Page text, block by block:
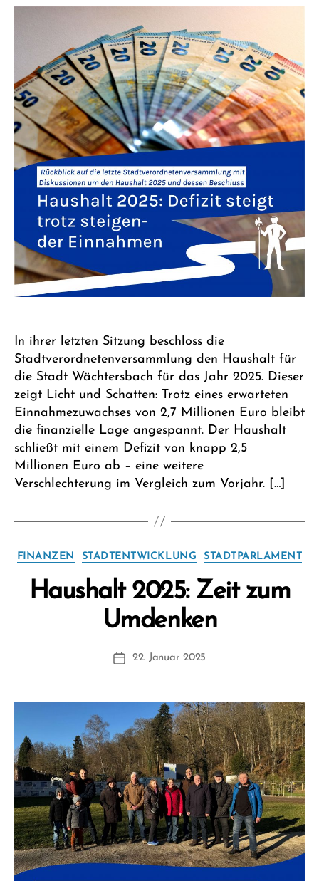
In ihrer letzten Sitzung beschloss die
Stadtverordnetenversammlung den Haushalt für
die Stadt Wächtersbach für das Jahr 2025. Dieser
zeigt Licht und Schatten: Trotz eines erwarteten
Einnahmezuwachses von 2,7 Millionen Euro bleibt
die finanzielle Lage angespannt. Der Haushalt
schließt mit einem Defizit von knapp 2,5
Millionen Euro ab – eine weitere
Verschlechterung im Vergleich zum Vorjahr. […]
Kategorien
FINANZEN STADTENTWICKLUNG STADTPARLAMENT
Haushalt 2025: Zeit zum
Umdenken
Beitragsautor
o
F
Beitragsdatum
22. Januar 2025